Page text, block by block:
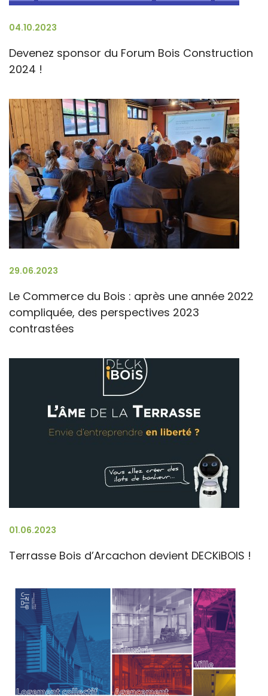
04.10.2023
Devenez sponsor du Forum Bois Construction
2024 !
29.06.2023
Le Commerce du Bois : après une année 2022
compliquée, des perspectives 2023
contrastées
01.06.2023
Terrasse Bois d’Arcachon devient DECKiBOIS !